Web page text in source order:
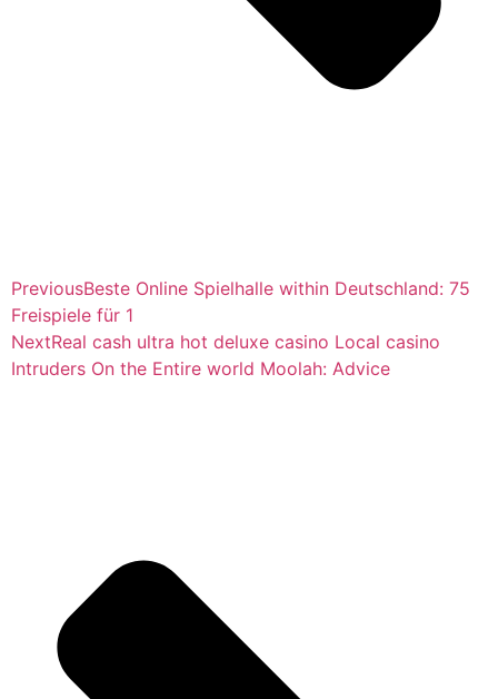
PreviousBeste Online Spielhalle within Deutschland: 75
Freispiele für 1
NextReal cash ultra hot deluxe casino Local casino
Intruders On the Entire world Moolah: Advice